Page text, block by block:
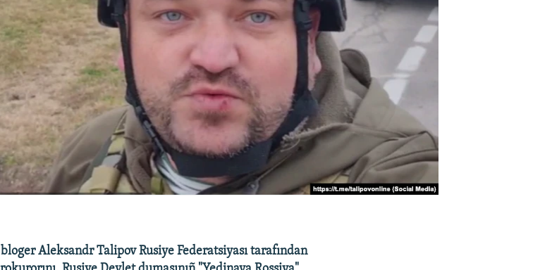
Aleksandr Talipov Rusiye Federatsiyası tarafından